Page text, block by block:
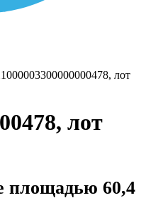
лот
лот
площадью 60,4